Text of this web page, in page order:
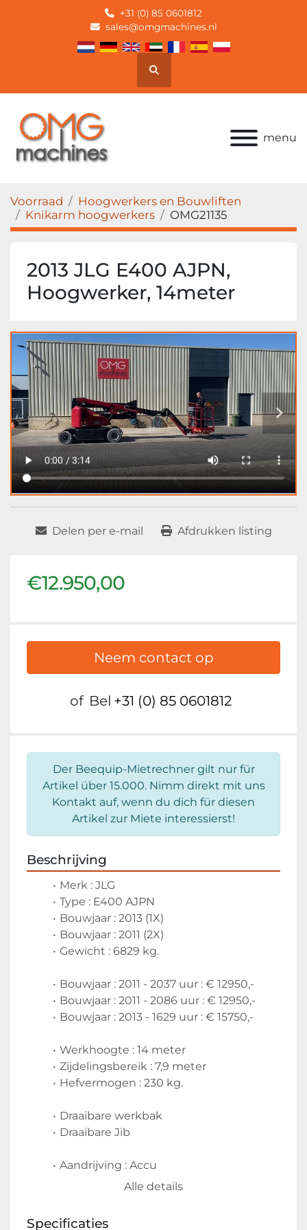
+31 (0) 85 0601812
sales@omgmachines.nl
Zoek
menu
Voorraad
Hoogwerkers en Bouwliften
Knikarm hoogwerkers
OMG21135
2013 JLG E400 AJPN,
Hoogwerker, 14meter
Delen per e-mail Afdrukken listing
€12.950,00
Neem contact op
of Bel +31 (0) 85 0601812
Der Beequip-Mietrechner gilt nur für
Artikel über 15.000. Nimm direkt mit uns
Kontakt auf, wenn du dich für diesen
Artikel zur Miete interessierst!
Beschrijving
Merk : JLG
Type : E400 AJPN
Bouwjaar : 2013 (1X)
Bouwjaar : 2011 (2X)
Gewicht : 6829 kg.
Bouwjaar : 2011 - 2037 uur : € 12950,-
Bouwjaar : 2011 - 2086 uur : € 12950,-
Bouwjaar : 2013 - 1629 uur : € 15750,-
Werkhoogte : 14 meter
Zijdelingsbereik : 7,9 meter
Hefvermogen : 230 kg.
Draaibare werkbak
Draaibare Jib
Aandrijving : Accu
Acculader ingebouwd (220 volt)
Non marking banden
Alle details
Specificaties